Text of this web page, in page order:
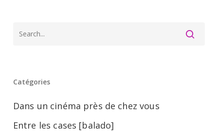
Catégories
Dans un cinéma près de chez vous
Entre les cases [balado]